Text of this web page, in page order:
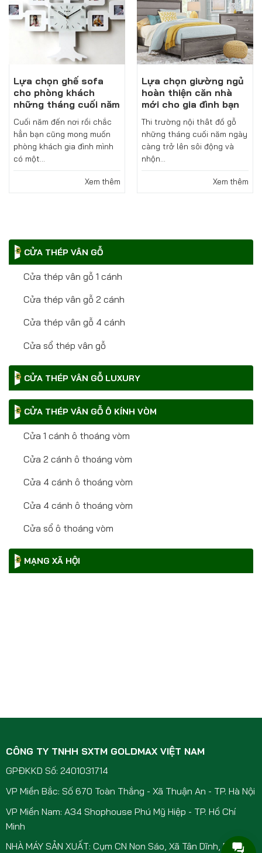
CỬA THÉP VÂN GỖ
Cửa thép vân gỗ 1 cánh
Cửa thép vân gỗ 2 cánh
Cửa thép vân gỗ 4 cánh
Cửa sổ thép vân gỗ
CỬA THÉP VÂN GỖ LUXURY
CỬA THÉP VÂN GỖ Ô KÍNH VÒM
Cửa 1 cánh ô thoáng vòm
Cửa 2 cánh ô thoáng vòm
Cửa 4 cánh ô thoáng vòm
Cửa 4 cánh ô thoáng vòm
Cửa sổ ô thoáng vòm
MẠNG XÃ HỘI
Lựa chọn ghế sofa
cho phòng khách
những tháng cuối năm
Cuối năm đến nơi rồi chắc
hẳn bạn cũng mong muốn
phòng khách gia đình mình
có một...
Xem thêm
Lựa chọn giường ngủ
hoàn thiện căn nhà
mới cho gia đình bạn
Thi trường nội thât đồ gỗ
những tháng cuối năm ngày
càng trở lên sôi động và
nhộn...
Xem thêm
CÔNG TY TNHH SXTM GOLDMAX VIỆT NAM
GPĐKKD Số: 2401031714
VP Miền Bắc: Số 670 Toàn Thắng - Xã Thuận An - TP. Hà Nội
VP Miền Nam: A34 Shophouse Phú Mỹ Hiệp - TP. Hồ Chí
Minh
NHÀ MÁY SẢN XUẤT: Cụm CN Non Sáo, Xã Tân Dĩnh, Bắc